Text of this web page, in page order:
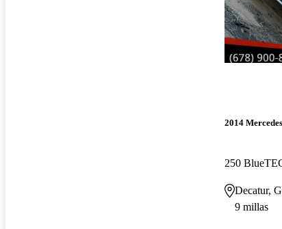
2014
250
Decatur,
9 millas